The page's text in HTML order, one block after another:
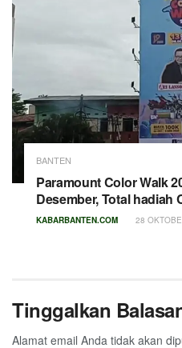
BANTEN
Paramount Color Walk
Desember, Total hadiah
KABARBANTEN.COM 28
Tinggalkan
Alamat email Anda tidak akan